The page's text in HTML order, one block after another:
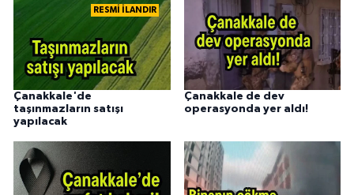
RESMİ İLANDIR
Çanakkale'de
taşınmazların satışı
yapılacak
Çanakkale de dev
operasyonda yer aldı!